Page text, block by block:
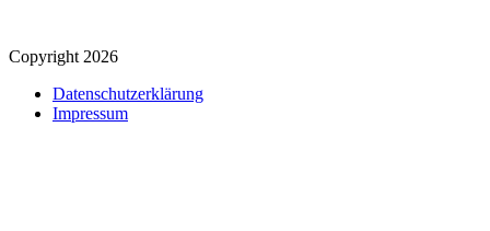
Copyright 2026
Datenschutz­erklärung
Impressum